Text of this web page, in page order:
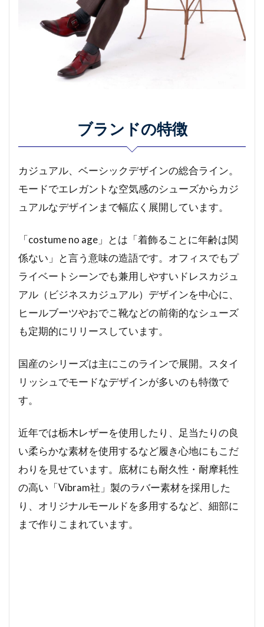
ブランドの特徴
カジュアル、ベーシックデザインの総合ライン。
モードでエレガントな空気感のシューズからカジ
ュアルなデザインまで幅広く展開しています。
「costume no age」とは「着飾ることに年齢は関
係ない」と言う意味の造語です。オフィスでもプ
ライベートシーンでも兼用しやすいドレスカジュ
アル（ビジネスカジュアル）デザインを中心に、
ヒールブーツやおでこ靴などの前衛的なシューズ
も定期的にリリースしています。
国産のシリーズは主にこのラインで展開。スタイ
リッシュでモードなデザインが多いのも特徴で
す。
近年では栃木レザーを使用したり、足当たりの良
い柔らかな素材を使用するなど履き心地にもこだ
わりを見せています。底材にも耐久性・耐摩耗性
の高い「Vibram社」製のラバー素材を採用した
り、オリジナルモールドを多用するなど、細部に
まで作りこまれています。